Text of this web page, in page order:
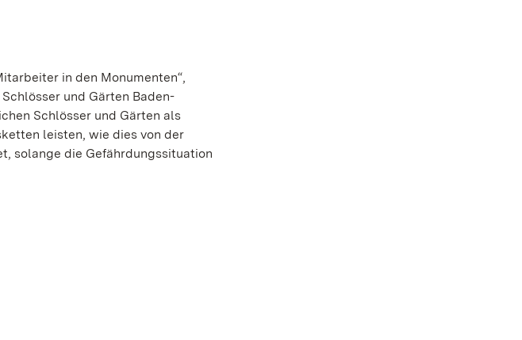
in den Monumenten“,
und Gärten Baden-
Schlösser und Gärten als
leisten, wie dies von der
solange die Gefährdungssituation